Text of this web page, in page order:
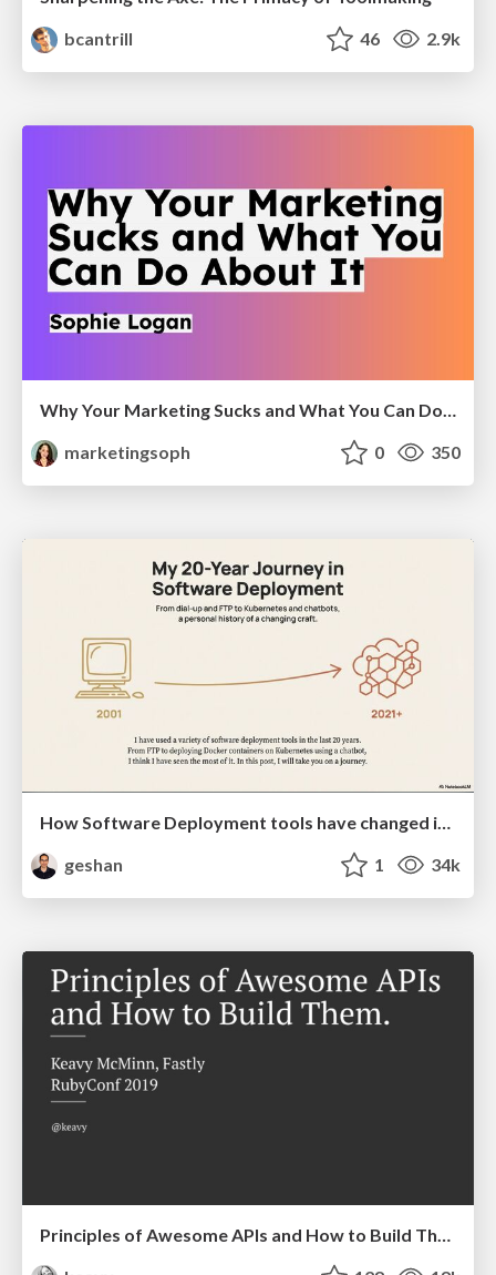
bcantrill
46 2.9k
marketingsoph
0 350
How Software Deployment tools have changed in the past 20 years
geshan
1 34k
Principles of Awesome APIs and How to Build Them.